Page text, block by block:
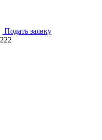
Подать заявку